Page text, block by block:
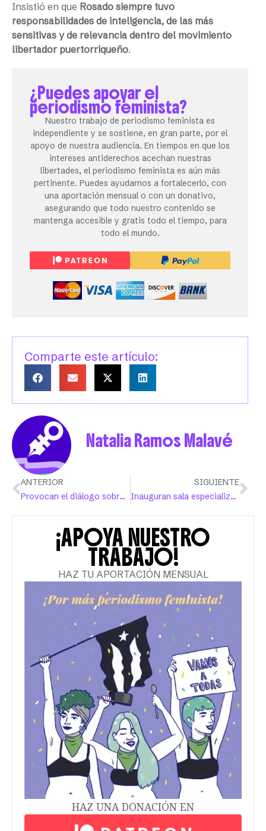
Insistió en que Rosado siempre tuvo
responsabilidades de inteligencia, de las más
sensitivas y de relevancia dentro del movimiento
libertador puertorriqueño.
¿Puedes apoyar el
periodismo feminista?
Nuestro trabajo de periodismo feminista es
independiente y se sostiene, en gran parte, por el
apoyo de nuestra audiencia. En tiempos en que los
intereses antiderechos acechan nuestras
libertades, el periodismo feminista es aún más
pertinente. Puedes ayudarnos a fortalecerlo, con
una aportación mensual o con un donativo,
asegurando que todo nuestro contenido se
mantenga accesible y gratis todo el tiempo, para
todo el mundo.
Comparte este artículo:
Natalia Ramos Malavé
ANTERIOR
Provocan el diálogo sobre el derecho a la vivienda digna
SIGUIENTE
Inauguran sala especializada en violencia doméstica en Tribunal de Ponce
¡APOYA NUESTRO
TRABAJO!
HAZ TU APORTACIÓN MENSUAL
HAZ UNA DONACIÓN EN